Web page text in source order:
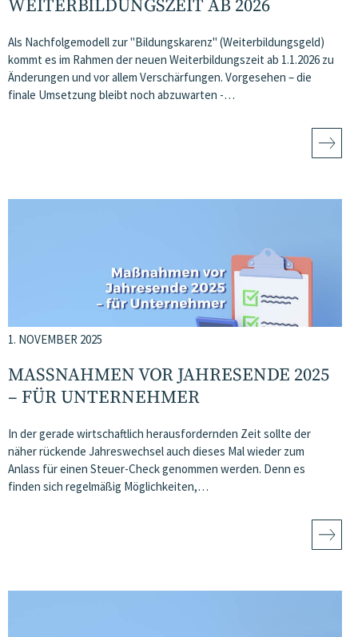
WEITERBILDUNGSZEIT AB 2026
Als Nachfolgemodell zur "Bildungskarenz" (Weiterbildungsgeld)
kommt es im Rahmen der neuen Weiterbildungszeit ab 1.1.2026 zu
Änderungen und vor allem Verschärfungen. Vorgesehen – die
finale Umsetzung bleibt noch abzuwarten -…
1. NOVEMBER 2025
MASSNAHMEN VOR JAHRESENDE 2025 –
FÜR UNTERNEHMER
In der gerade wirtschaftlich herausfordernden Zeit sollte der
näher rückende Jahreswechsel auch dieses Mal wieder zum
Anlass für einen Steuer-Check genommen werden. Denn es
finden sich regelmäßig Möglichkeiten,…